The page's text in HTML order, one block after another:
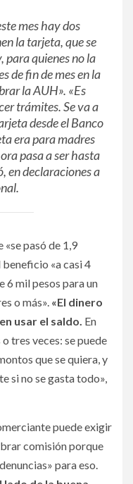
mes hay dos
la tarjeta, que se
para quienes no la
de fin de mes en la
la AUH». «Es
trámites. Se va a
desde el Banco
era para madres
pasa a ser hasta
en declaraciones a
pasó de 1,9
«a casi 4
6 mil pesos para un
o más». «El dinero
usar el saldo. En
tres veces: se puede
que se quiera, y
si no se gasta todo»,
puede exigir
comisión porque
para eso.